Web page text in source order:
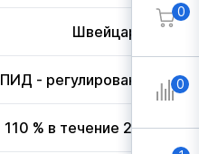
Швейцария
ПИД - регулирование
110 % в течение 20 с
0
0